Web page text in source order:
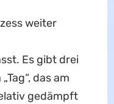
weiter
Es gibt drei
das am
gedämpft